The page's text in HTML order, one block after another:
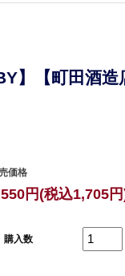
】【町田酒造
価格
円(税込1,705
購入数